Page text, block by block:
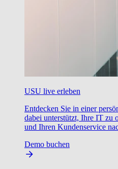
USU live erleben
Entdecken Sie in einer
dabei unterstützt, Ihre IT zu
und Ihren Kundenservice
Demo buchen